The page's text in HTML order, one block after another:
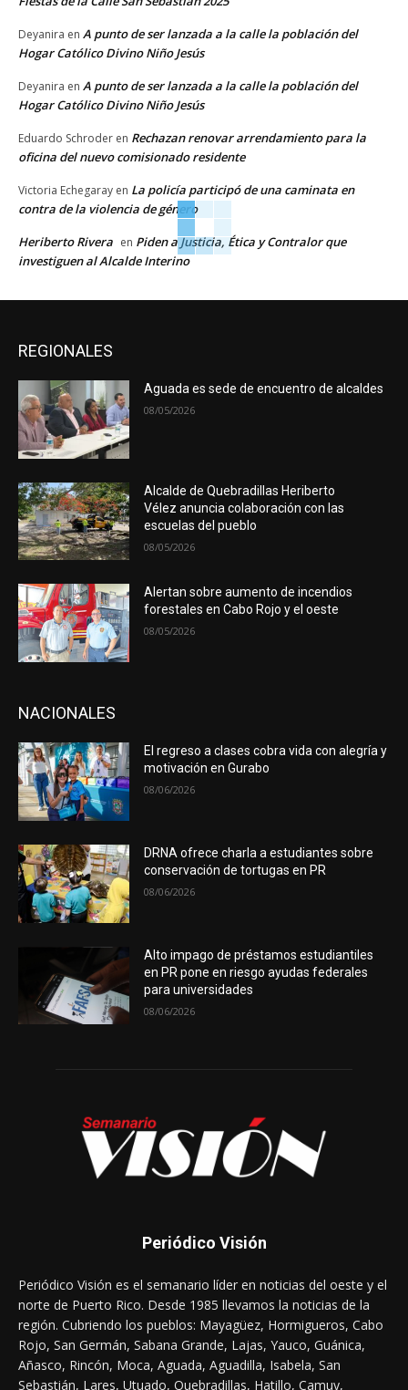
Deyanira en A punto de ser lanzada a la calle la población del
Hogar Católico Divino Niño Jesús
Deyanira en A punto de ser lanzada a la calle la población del
Hogar Católico Divino Niño Jesús
Eduardo Schroder en Rechazan renovar arrendamiento para la
oficina del nuevo comisionado residente
Victoria Echegaray en La policía participó de una caminata en
contra de la violencia de género
Heriberto Rivera en Piden a Justicia, Ética y Contralor que
investiguen al Alcalde Interino
REGIONALES
Aguada es sede de encuentro de alcaldes
08/05/2026
Alcalde de Quebradillas Heriberto
Vélez anuncia colaboración con las
escuelas del pueblo
08/05/2026
Alertan sobre aumento de incendios
forestales en Cabo Rojo y el oeste
08/05/2026
NACIONALES
El regreso a clases cobra vida con alegría y
motivación en Gurabo
08/06/2026
DRNA ofrece charla a estudiantes sobre
conservación de tortugas en PR
08/06/2026
Alto impago de préstamos estudiantiles
en PR pone en riesgo ayudas federales
para universidades
08/06/2026
Periódico Visión
Periódico Visión es el semanario líder en noticias del oeste y el
norte de Puerto Rico. Desde 1985 llevamos la noticias de la
región. Cubriendo los pueblos: Mayagüez, Hormigueros, Cabo
Rojo, San Germán, Sabana Grande, Lajas, Yauco, Guánica,
Añasco, Rincón, Moca, Aguada, Aguadilla, Isabela, San
Sebastián, Lares, Utuado, Quebradillas, Hatillo, Camuy,